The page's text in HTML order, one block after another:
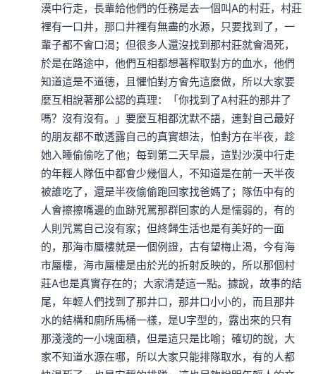
漠中行走，長輩給他們的任務是去一個叫A的村莊，村莊
裡有一口井，那口井裡有無盡的水源，只要找到了，一
輩子都不會口渴；但很多人還沒找到那村莊就會渴死，
於是在路途中，他們互相都想著榨取對方的血水，他們
知道這是不道德，且懼怕對方會先這麼做，所以大家要
麼互相說著那公認的真理：「你找到了A村莊的那井了
嗎？沒有沒有。」要麼互相都沈默不語，連對自己最好
的朋友都不敢透露自己的真實想法，怕對方在半夜，趁
她入睡偷偷吃了他；每到第二天早晨，這對沙漠中行走
的年輕人隊伍中都會少幾個人，不知道是在前一天半夜
被誰吃了，還是半夜偷偷跑回家找爸媽了；隊伍中有的
人會擦擦嘴邊的血跡咒罵那群回家的人是懦弱的，有的
人則咒罵自己沒有家；但終歸生活也是有美好的一面
的，那海市蜃樓就是一個例證，古有望梅止渴，今有海
市蜃樓，海市蜃樓是由於光的折射反映的，所以那個村
莊A也是真實存在的；大家清楚這一點。據說，故事的結
尾，年輕人們找到了那井口，那井口小小的，而且那井
水的結構和廁所馬桶一樣，是U字型的，露出來的只有
那淺淺的一小塊面積，但是這只是比喻；確切的說，大
家不知道水源在哪，所以大家只能排隊取水，有的人都